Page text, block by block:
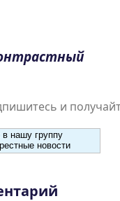
и
в нашу группу
новости